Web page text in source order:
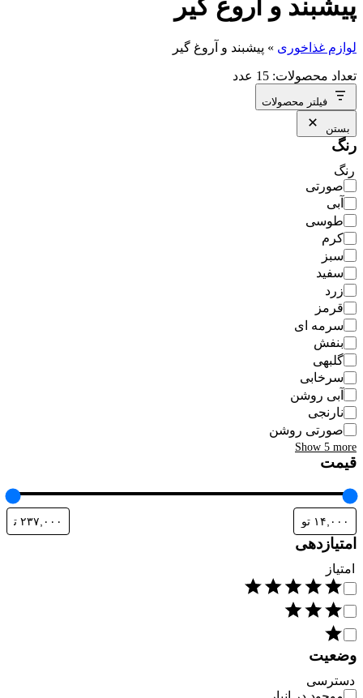
پیشبند و آروغ گیر
لوازم غذاخوری » پیشبند و آروغ گیر
تعداد محصولات: 15 عدد
فیلتر محصولات
بستن
رنگ
رنگ
صورتی
آبی
طوسی
کرم
سبز
سفید
زرد
قرمز
سرمه ای
بنفش
گلبهی
سرخابی
آبی روشن
نارنجی
صورتی روشن
Show 5 more
قیمت
امتیازدهی
امتیاز
وضعیت
دسترسی